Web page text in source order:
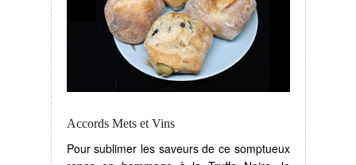
Accords Mets et Vins
Pour sublimer les saveurs de ce somptueux